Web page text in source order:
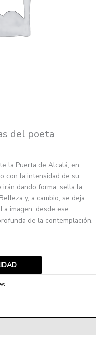
del poeta
la Puerta de Alcalá, en
con la intensidad de su
dando forma; sella la
y, a cambio, se deja
imagen, desde ese
de la contemplación.